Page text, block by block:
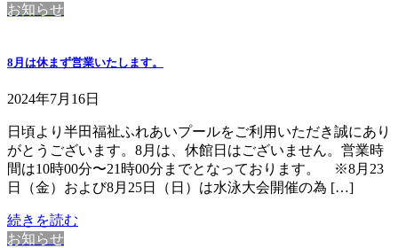
お知らせ
8月は休まず営業いたします。
2024年7月16日
日頃より半田福祉ふれあいプールをご利用いただき誠にあり
がとうございます。8月は、休館日はございません。営業時
間は10時00分〜21時00分までとなっております。 ※8月23
日（金）および8月25日（日）は水泳大会開催の為 […]
続きを読む
お知らせ